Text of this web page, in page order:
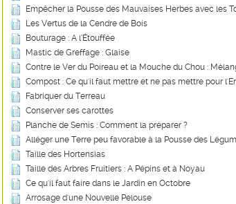
Empêcher la Pousse des Mauvaises Herbes avec les
Les Vertus de la Cendre de Bois
Bouturage : A l’Étouffée
Mastic de Greffage : Glaise
Contre le Ver du Poireau et la Mouche du Chou :
Compost : Ce qu'il faut mettre et ne pas mettre pour
Fabriquer du Terreau
Conserver ses carottes
Planche de Semis : Comment la préparer ?
Alléger une Terre peu favorable à la Pousse des
Taille des Hortensias
Taille des Arbres Fruitiers : A Pépins et à Noyau
Ce qu'il faut faire dans le Jardin en Octobre
Arrosage d'une Nouvelle Pelouse